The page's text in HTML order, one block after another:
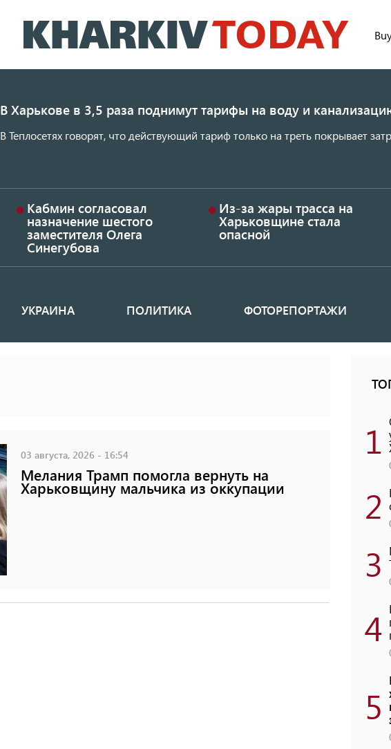
к
основному
В Харькове в 3,5 раза поднимут тарифы на воду и
В Теплосетях говорят, что действующий тариф только на треть покрывает
Кабмин согласовал
назначение шестого
заместителя Олега
Синегубова
Из-за жары трасса на
Харьковщине стала
опасной
УКРАИНА ПОЛИТИКА ФОТОРЕПОРТАЖИ
03 августа, 2026 - 16:54
Мелания Трамп помогла вернуть на
Харьковщину мальчика из оккупации
1
2
3
4
5